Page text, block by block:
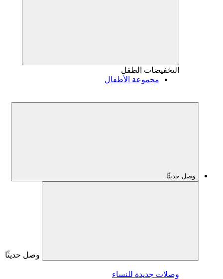
التخفيضات الطفل
مجموعة الأطفال
وصل حديثًا
وصل حديثًا
وصلات جديدة للنساء